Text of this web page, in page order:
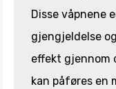
Disse våpnene
gjengjeldelse
effekt gjennom
kan påføres en